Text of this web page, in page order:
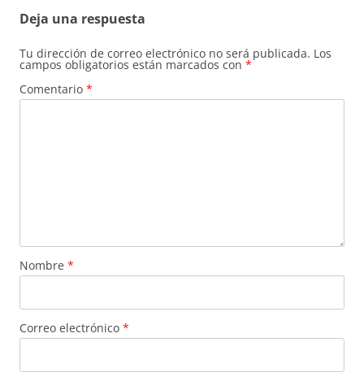
Deja una respuesta
Tu dirección de correo electrónico no será publicada. Los
campos obligatorios están marcados con *
Comentario *
Nombre *
Correo electrónico *